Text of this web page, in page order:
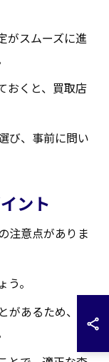
がスムーズに進
おくと、買取店
び、事前に問い
ント
注意点がありま
。
あるため、可